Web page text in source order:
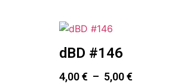
dBD #146
4,00€ – 5,00€